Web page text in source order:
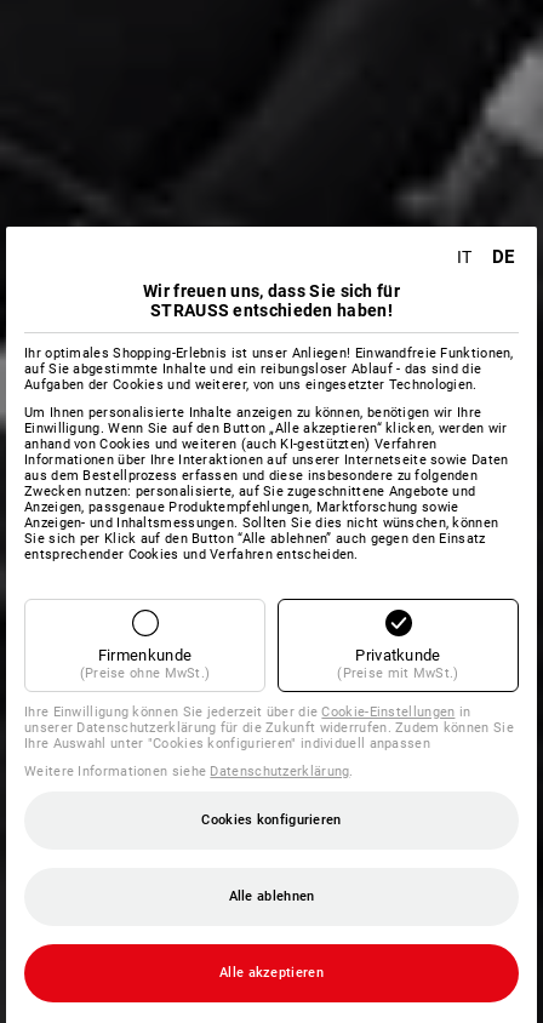
IT DE
Wir freuen uns, dass Sie sich für
STRAUSS entschieden haben!
Ihr optimales Shopping-Erlebnis ist unser Anliegen! Einwandfreie Funktionen,
auf Sie abgestimmte Inhalte und ein reibungsloser Ablauf - das sind die
Aufgaben der Cookies und weiterer, von uns eingesetzter Technologien.
Um Ihnen personalisierte Inhalte anzeigen zu können, benötigen wir Ihre
Einwilligung. Wenn Sie auf den Button „Alle akzeptieren“ klicken, werden wir
anhand von Cookies und weiteren (auch KI-gestützten) Verfahren
Informationen über Ihre Interaktionen auf unserer Internetseite sowie Daten
aus dem Bestellprozess erfassen und diese insbesondere zu folgenden
Zwecken nutzen: personalisierte, auf Sie zugeschnittene Angebote und
Anzeigen, passgenaue Produktempfehlungen, Marktforschung sowie
Anzeigen- und Inhaltsmessungen. Sollten Sie dies nicht wünschen, können
Sie sich per Klick auf den Button “Alle ablehnen” auch gegen den Einsatz
entsprechender Cookies und Verfahren entscheiden.
Firmenkunde
(Preise ohne MwSt.)
Privatkunde
(Preise mit MwSt.)
Ihre Einwilligung können Sie jederzeit über dieCookie-Einstellungen in
unserer Datenschutzerklärung für die Zukunft widerrufen. Zudem können Sie
Ihre Auswahl unter "Cookies konfigurieren" individuell anpassen
Weitere Informationen siehe Datenschutzerklärung.
Cookies konfigurieren
Alle ablehnen
Alle akzeptieren